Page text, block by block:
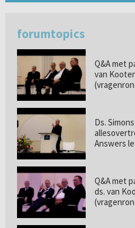
forumtopics
Q&A met
van
Ds.
Answers
Q&A met
ds. van